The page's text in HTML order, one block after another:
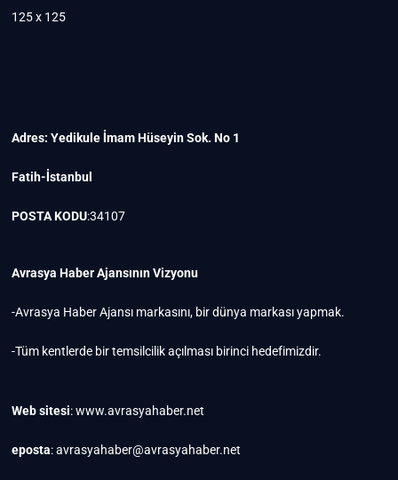
125 x 125
Adres: Yedikule İmam Hüseyin Sok. No 1
Fatih-İstanbul
POSTA KODU:34107
Avrasya Haber Ajansının Vizyonu
-Avrasya Haber Ajansı markasını, bir dünya markası yapmak.
-Tüm kentlerde bir temsilcilik açılması birinci hedefimizdir.
Web sitesi: www.avrasyahaber.net
eposta: avrasyahaber@avrasyahaber.net